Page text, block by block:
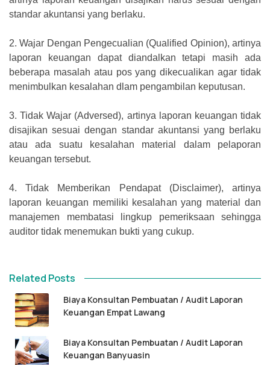
standar akuntansi yang berlaku.
2. Wajar Dengan Pengecualian (Qualified Opinion), artinya
laporan keuangan dapat diandalkan tetapi masih ada
beberapa masalah atau pos yang dikecualikan agar tidak
menimbulkan kesalahan dlam pengambilan keputusan.
3. Tidak Wajar (Adversed), artinya laporan keuangan tidak
disajikan sesuai dengan standar akuntansi yang berlaku
atau ada suatu kesalahan material dalam pelaporan
keuangan tersebut.
4.
Tidak Memberikan Pendapat (Disclaimer), artinya
laporan keuangan memiliki kesalahan yang material dan
manajemen membatasi lingkup pemeriksaan sehingga
auditor tidak menemukan bukti yang cukup.
Related Posts
Biaya Konsultan Pembuatan / Audit Laporan
Keuangan Empat Lawang
Biaya Konsultan Pembuatan / Audit Laporan
Keuangan Banyuasin